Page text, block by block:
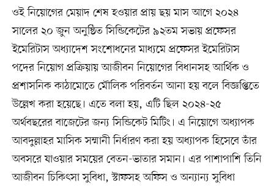
ওই নিয়োগের মেয়াদ শেষ হওয়ার প্রায় ছয় মাস আগে ২০২৪
সালের ২০ জুন অনুষ্ঠিত সিন্ডিকেটের ৯২তম সভায় প্রফেসর
ইমেরিটাস অধ্যাদেশ সংশোধনের মাধ্যমে প্রফেসর ইমেরিটাস
পদের নিয়োগ প্রক্রিয়ায় আজীবন নিয়োগের বিধানসহ আর্থিক ও
প্রশাসনিক কাঠামোতে মৌলিক পরিবর্তন আনা হয় বলে বিজ্ঞপ্তিতে
উল্লেখ করা হয়েছে। এতে বলা হয়, এটি ছিল ২০২৪-২৫
অর্থবছরের বাজেটের জন্য সিন্ডিকেট মিটিং। এ নিয়োগে অধ্যাপক
আবদুল্লাহর মাসিক সম্মানী নির্ধারণ করা হয় অধ্যাপক হিসেবে তাঁর
অবসরে যাওয়ার সময়ের বেতন-ভাতার সমান। এর পাশাপাশি তিনি
আজীবন চিকিৎসা সুবিধা, স্টাফসহ অফিস ও অন্যান্য সুবিধা